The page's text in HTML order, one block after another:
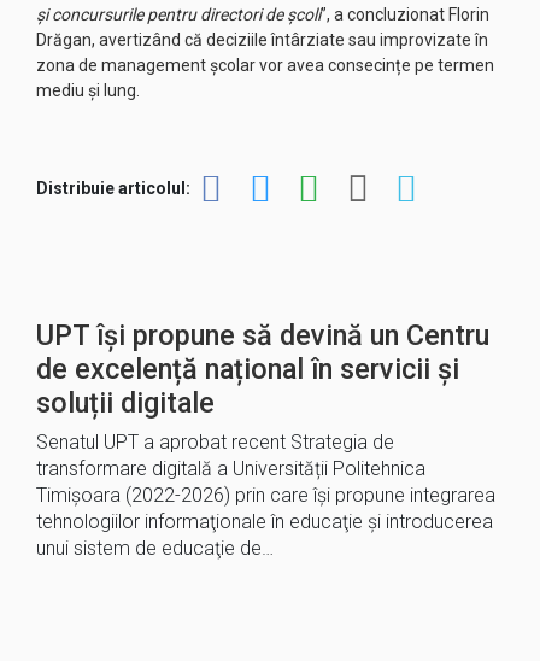
și concursurile pentru directori de școli”, a concluzionat Florin
Drăgan, avertizând că deciziile întârziate sau improvizate în
zona de management școlar vor avea consecințe pe termen
mediu și lung.
Distribuie articolul:
UPT își propune să devină un Centru
de excelență național în servicii și
soluții digitale
Senatul UPT a aprobat recent Strategia de
transformare digitală a Universității Politehnica
Timișoara (2022-2026) prin care își propune integrarea
tehnologiilor informaţionale în educaţie şi introducerea
unui sistem de educaţie de…